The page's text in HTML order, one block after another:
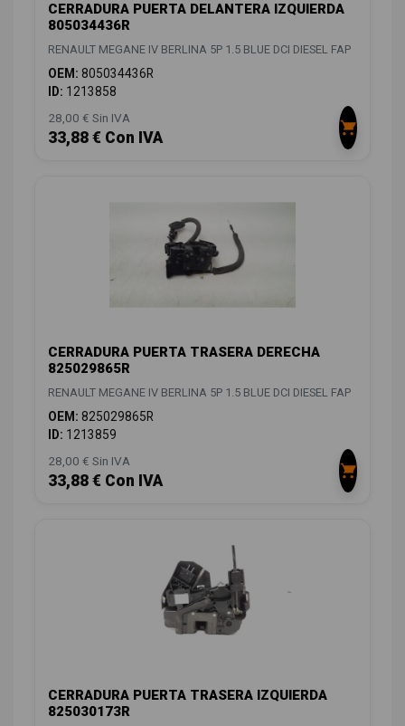
CERRADURA PUERTA DELANTERA IZQUIERDA
805034436R
RENAULT MEGANE IV BERLINA 5P 1.5 BLUE DCI DIESEL FAP
OEM: 805034436R
ID: 1213858
28,00 € Sin IVA
33,88 € Con IVA
CERRADURA PUERTA TRASERA DERECHA
825029865R
RENAULT MEGANE IV BERLINA 5P 1.5 BLUE DCI DIESEL FAP
OEM: 825029865R
ID: 1213859
28,00 € Sin IVA
33,88 € Con IVA
CERRADURA PUERTA TRASERA IZQUIERDA
825030173R